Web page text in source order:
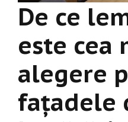
De ce
este cea
alegere
fațadele